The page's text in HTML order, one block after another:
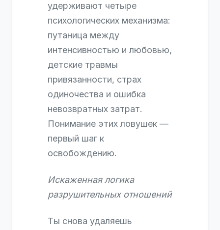
удерживают четыре
психологических механизма:
путаница между
интенсивностью и любовью,
детские травмы
привязанности, страх
одиночества и ошибка
невозвратных затрат.
Понимание этих ловушек —
первый шаг к
освобождению.
Искаженная логика
разрушительных отношений
Ты снова удаляешь